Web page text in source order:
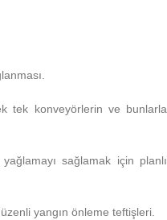
tek konveyörlerin ve bunlarla
sağlamak için planlı
yangın önleme teftişleri.